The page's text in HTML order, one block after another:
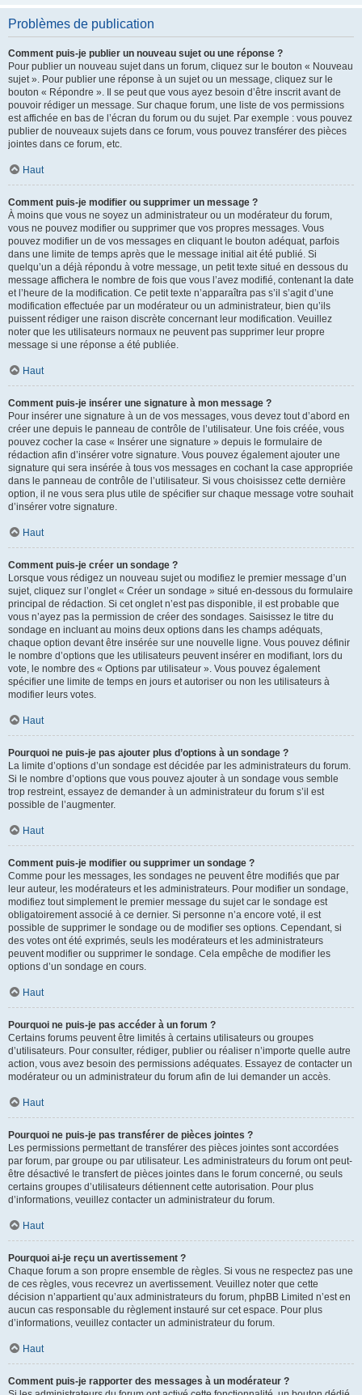
Problèmes de publication
Comment puis-je publier un nouveau sujet ou une réponse ?
Pour publier un nouveau sujet dans un forum, cliquez sur le bouton « Nouveau
sujet ». Pour publier une réponse à un sujet ou un message, cliquez sur le
bouton « Répondre ». Il se peut que vous ayez besoin d’être inscrit avant de
pouvoir rédiger un message. Sur chaque forum, une liste de vos permissions
est affichée en bas de l’écran du forum ou du sujet. Par exemple : vous pouvez
publier de nouveaux sujets dans ce forum, vous pouvez transférer des pièces
jointes dans ce forum, etc.
Haut
Comment puis-je modifier ou supprimer un message ?
À moins que vous ne soyez un administrateur ou un modérateur du forum,
vous ne pouvez modifier ou supprimer que vos propres messages. Vous
pouvez modifier un de vos messages en cliquant le bouton adéquat, parfois
dans une limite de temps après que le message initial ait été publié. Si
quelqu’un a déjà répondu à votre message, un petit texte situé en dessous du
message affichera le nombre de fois que vous l’avez modifié, contenant la date
et l’heure de la modification. Ce petit texte n’apparaîtra pas s’il s’agit d’une
modification effectuée par un modérateur ou un administrateur, bien qu’ils
puissent rédiger une raison discrète concernant leur modification. Veuillez
noter que les utilisateurs normaux ne peuvent pas supprimer leur propre
message si une réponse a été publiée.
Haut
Comment puis-je insérer une signature à mon message ?
Pour insérer une signature à un de vos messages, vous devez tout d’abord en
créer une depuis le panneau de contrôle de l’utilisateur. Une fois créée, vous
pouvez cocher la case « Insérer une signature » depuis le formulaire de
rédaction afin d’insérer votre signature. Vous pouvez également ajouter une
signature qui sera insérée à tous vos messages en cochant la case appropriée
dans le panneau de contrôle de l’utilisateur. Si vous choisissez cette dernière
option, il ne vous sera plus utile de spécifier sur chaque message votre souhait
d’insérer votre signature.
Haut
Comment puis-je créer un sondage ?
Lorsque vous rédigez un nouveau sujet ou modifiez le premier message d’un
sujet, cliquez sur l’onglet « Créer un sondage » situé en-dessous du formulaire
principal de rédaction. Si cet onglet n’est pas disponible, il est probable que
vous n’ayez pas la permission de créer des sondages. Saisissez le titre du
sondage en incluant au moins deux options dans les champs adéquats,
chaque option devant être insérée sur une nouvelle ligne. Vous pouvez définir
le nombre d’options que les utilisateurs peuvent insérer en modifiant, lors du
vote, le nombre des « Options par utilisateur ». Vous pouvez également
spécifier une limite de temps en jours et autoriser ou non les utilisateurs à
modifier leurs votes.
Haut
Pourquoi ne puis-je pas ajouter plus d’options à un sondage ?
La limite d’options d’un sondage est décidée par les administrateurs du forum.
Si le nombre d’options que vous pouvez ajouter à un sondage vous semble
trop restreint, essayez de demander à un administrateur du forum s’il est
possible de l’augmenter.
Haut
Comment puis-je modifier ou supprimer un sondage ?
Comme pour les messages, les sondages ne peuvent être modifiés que par
leur auteur, les modérateurs et les administrateurs. Pour modifier un sondage,
modifiez tout simplement le premier message du sujet car le sondage est
obligatoirement associé à ce dernier. Si personne n’a encore voté, il est
possible de supprimer le sondage ou de modifier ses options. Cependant, si
des votes ont été exprimés, seuls les modérateurs et les administrateurs
peuvent modifier ou supprimer le sondage. Cela empêche de modifier les
options d’un sondage en cours.
Haut
Pourquoi ne puis-je pas accéder à un forum ?
Certains forums peuvent être limités à certains utilisateurs ou groupes
d’utilisateurs. Pour consulter, rédiger, publier ou réaliser n’importe quelle autre
action, vous avez besoin des permissions adéquates. Essayez de contacter un
modérateur ou un administrateur du forum afin de lui demander un accès.
Haut
Pourquoi ne puis-je pas transférer de pièces jointes ?
Les permissions permettant de transférer des pièces jointes sont accordées
par forum, par groupe ou par utilisateur. Les administrateurs du forum ont peut-
être désactivé le transfert de pièces jointes dans le forum concerné, ou seuls
certains groupes d’utilisateurs détiennent cette autorisation. Pour plus
d’informations, veuillez contacter un administrateur du forum.
Haut
Pourquoi ai-je reçu un avertissement ?
Chaque forum a son propre ensemble de règles. Si vous ne respectez pas une
de ces règles, vous recevrez un avertissement. Veuillez noter que cette
décision n’appartient qu’aux administrateurs du forum, phpBB Limited n’est en
aucun cas responsable du règlement instauré sur cet espace. Pour plus
d’informations, veuillez contacter un administrateur du forum.
Haut
Comment puis-je rapporter des messages à un modérateur ?